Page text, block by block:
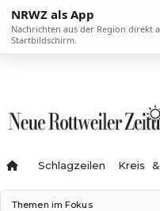
NRWZ als App
Nachrichten aus der Region direkt
Startbildschirm.
Schlagzeilen Kreis
Themen im Fokus